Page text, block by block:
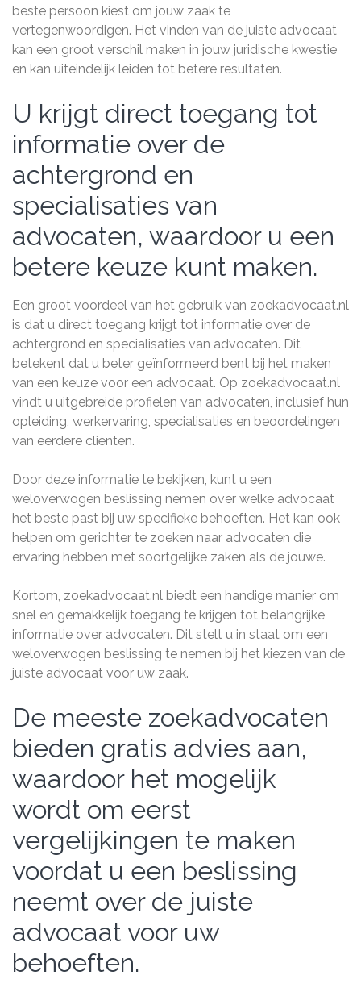
beste persoon kiest om jouw zaak te
vertegenwoordigen. Het vinden van de juiste advocaat
kan een groot verschil maken in jouw juridische kwestie
en kan uiteindelijk leiden tot betere resultaten.
U krijgt direct toegang tot
informatie over de
achtergrond en
specialisaties van
advocaten, waardoor u een
betere keuze kunt maken.
Een groot voordeel van het gebruik van zoekadvocaat.nl
is dat u direct toegang krijgt tot informatie over de
achtergrond en specialisaties van advocaten. Dit
betekent dat u beter geïnformeerd bent bij het maken
van een keuze voor een advocaat. Op zoekadvocaat.nl
vindt u uitgebreide profielen van advocaten, inclusief hun
opleiding, werkervaring, specialisaties en beoordelingen
van eerdere cliënten.
Door deze informatie te bekijken, kunt u een
weloverwogen beslissing nemen over welke advocaat
het beste past bij uw specifieke behoeften. Het kan ook
helpen om gerichter te zoeken naar advocaten die
ervaring hebben met soortgelijke zaken als de jouwe.
Kortom, zoekadvocaat.nl biedt een handige manier om
snel en gemakkelijk toegang te krijgen tot belangrijke
informatie over advocaten. Dit stelt u in staat om een ​​
weloverwogen beslissing te nemen bij het kiezen van de
juiste advocaat voor uw zaak.
De meeste zoekadvocaten
bieden gratis advies aan,
waardoor het mogelijk
wordt om eerst
vergelijkingen te maken
voordat u een beslissing
neemt over de juiste
advocaat voor uw
behoeften.